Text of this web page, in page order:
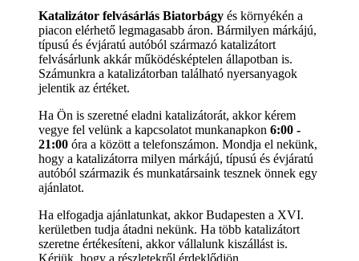
Katalizátor felvásárlás Biatorbágy és környékén a
piacon elérhető legmagasabb áron. Bármilyen márkájú,
típusú és évjáratú autóból származó katalizátort
felvásárlunk akkár működésképtelen állapotban is.
Számunkra a katalizátorban található nyersanyagok
jelentik az értéket.
Ha Ön is szeretné eladni katalizátorát, akkor kérem
vegye fel velünk a kapcsolatot munkanapkon 6:00 -
21:00 óra a között a telefonszámon. Mondja el nekünk,
hogy a katalizátorra milyen márkájú, típusú és évjáratú
autóból származik és munkatársaink tesznek önnek egy
ajánlatot.
Ha elfogadja ajánlatunkat, akkor Budapesten a XVI.
kerületben tudja átadni nekünk. Ha több katalizátort
szeretne értékesíteni, akkor vállalunk kiszállást is.
Kérjük, hogy a részletekről érdeklődjön